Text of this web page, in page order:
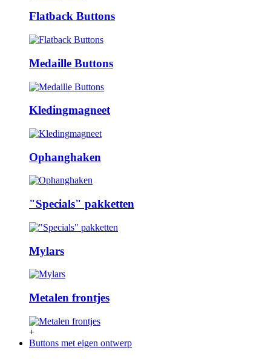
Flatback Buttons
Medaille Buttons
Kledingmagneet
Ophanghaken
"Specials" pakketten
Mylars
Metalen frontjes
+
Buttons met eigen ontwerp